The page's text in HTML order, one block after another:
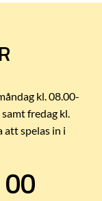
kl. 08.00-
fredag kl.
att spelas in i